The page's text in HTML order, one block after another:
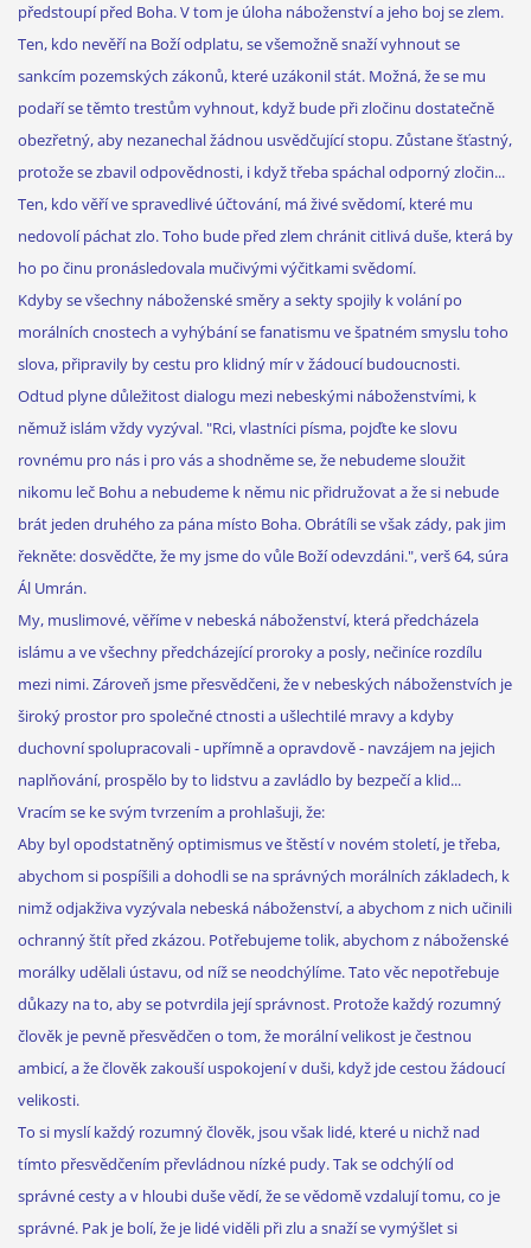
předstoupí před Boha. V tom je úloha náboženství a jeho boj se zlem.
Ten, kdo nevěří na Boží odplatu, se všemožně snaží vyhnout se
sankcím pozemských zákonů, které uzákonil stát. Možná, že se mu
podaří se těmto trestům vyhnout, když bude při zločinu dostatečně
obezřetný, aby nezanechal žádnou usvědčující stopu. Zůstane šťastný,
protože se zbavil odpovědnosti, i když třeba spáchal odporný zločin...
Ten, kdo věří ve spravedlivé účtování, má živé svědomí, které mu
nedovolí páchat zlo. Toho bude před zlem chránit citlivá duše, která by
ho po činu pronásledovala mučivými výčitkami svědomí.
Kdyby se všechny náboženské směry a sekty spojily k volání po
morálních cnostech a vyhýbání se fanatismu ve špatném smyslu toho
slova, připravily by cestu pro klidný mír v žádoucí budoucnosti.
Odtud plyne důležitost dialogu mezi nebeskými náboženstvími, k
němuž islám vždy vyzýval. "Rci, vlastníci písma, pojďte ke slovu
rovnému pro nás i pro vás a shodněme se, že nebudeme sloužit
nikomu leč Bohu a nebudeme k němu nic přidružovat a že si nebude
brát jeden druhého za pána místo Boha. Obrátíli se však zády, pak jim
řekněte: dosvědčte, že my jsme do vůle Boží odevzdáni.", verš 64, súra
Ál Umrán.
My, muslimové, věříme v nebeská náboženství, která předcházela
islámu a ve všechny předcházející proroky a posly, nečiníce rozdílu
mezi nimi. Zároveň jsme přesvědčeni, že v nebeských náboženstvích je
široký prostor pro společné ctnosti a ušlechtilé mravy a kdyby
duchovní spolupracovali - upřímně a opravdově - navzájem na jejich
naplňování, prospělo by to lidstvu a zavládlo by bezpečí a klid...
Vracím se ke svým tvrzením a prohlašuji, že:
Aby byl opodstatněný optimismus ve štěstí v novém století, je třeba,
abychom si pospíšili a dohodli se na správných morálních základech, k
nimž odjakživa vyzývala nebeská náboženství, a abychom z nich učinili
ochranný štít před zkázou. Potřebujeme tolik, abychom z náboženské
morálky udělali ústavu, od níž se neodchýlíme. Tato věc nepotřebuje
důkazy na to, aby se potvrdila její správnost. Protože každý rozumný
člověk je pevně přesvědčen o tom, že morální velikost je čestnou
ambicí, a že člověk zakouší uspokojení v duši, když jde cestou žádoucí
velikosti.
To si myslí každý rozumný člověk, jsou však lidé, které u nichž nad
tímto přesvědčením převládnou nízké pudy. Tak se odchýlí od
správné cesty a v hloubi duše vědí, že se vědomě vzdalují tomu, co je
správné. Pak je bolí, že je lidé viděli při zlu a snaží se vymýšlet si